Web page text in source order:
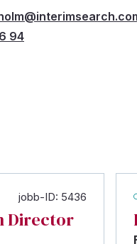
94
jobb-ID: 5436
Director